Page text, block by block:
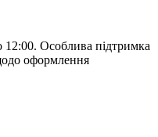
12:00. Особлива підтримка
оформлення